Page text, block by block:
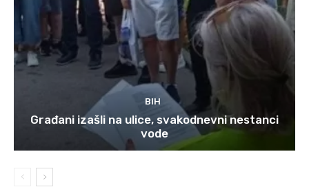
BIH
Građani izašli na ulice, svakodnevni nestanci
vode